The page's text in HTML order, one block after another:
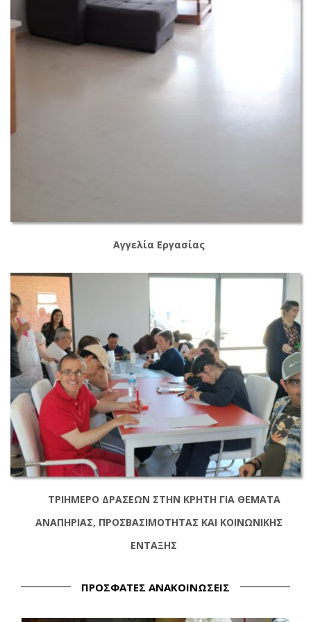
Αγγελία Εργασίας
ΤΡΙΗΜΕΡΟ ΔΡΑΣΕΩΝ ΣΤΗΝ ΚΡΗΤΗ ΓΙΑ ΘΕΜΑΤΑ
ΑΝΑΠΗΡΙΑΣ, ΠΡΟΣΒΑΣΙΜΟΤΗΤΑΣ ΚΑΙ ΚΟΙΝΩΝΙΚΗΣ
ΕΝΤΑΞΗΣ
ΠΡΌΣΦΑΤΕΣ ΑΝΑΚΟΙΝΏΣΕΙΣ